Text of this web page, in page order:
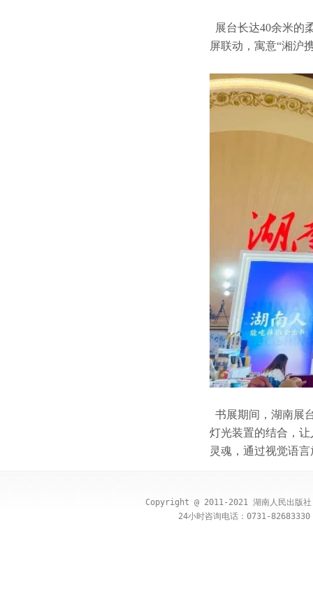
展台长达40余米的
屏联动，寓意“湘沪
书展期间，湖南展
灯光装置的结合，
灵魂，通过视觉语
Copyright @ 2011-2021 湖南人民出版
24小时咨询电话：0731-